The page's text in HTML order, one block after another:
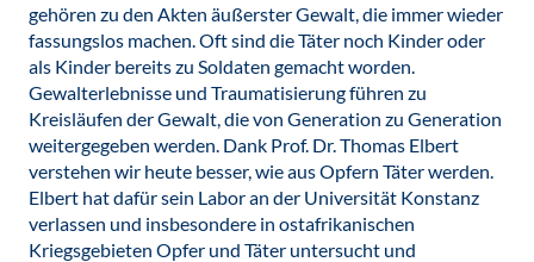
gehören zu den Akten äußerster Gewalt, die immer wieder
fassungslos machen. Oft sind die Täter noch Kinder oder
als Kinder bereits zu Soldaten gemacht worden.
Gewalterlebnisse und Traumatisierung führen zu
Kreisläufen der Gewalt, die von Generation zu Generation
weitergegeben werden. Dank Prof. Dr. Thomas Elbert
verstehen wir heute besser, wie aus Opfern Täter werden.
Elbert hat dafür sein Labor an der Universität Konstanz
verlassen und insbesondere in ostafrikanischen
Kriegsgebieten Opfer und Täter untersucht und